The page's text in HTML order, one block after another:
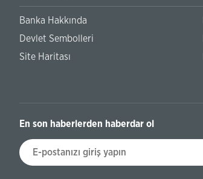
Banka Hakkında
Devlet Sembolleri
Site Haritası
En son haberlerden haberdar ol